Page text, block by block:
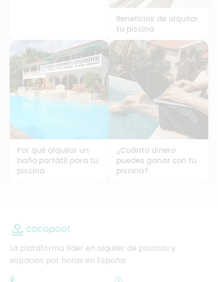
Beneficios de alquilar
tu piscina
Por qué alquilar un
baño portátil para tu
piscina
¿Cuánto dinero
puedes ganar con tu
piscina?
La plataforma líder en alquiler de piscinas y
espacios por horas en España.